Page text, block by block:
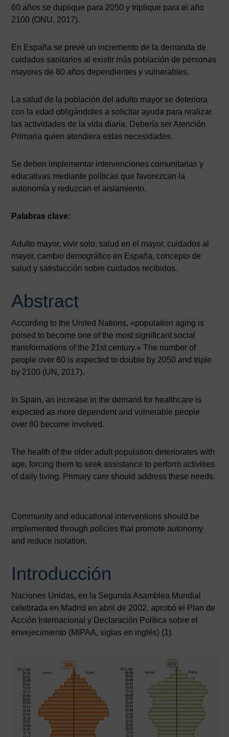
60 años se duplique para 2050 y triplique para el año
2100 (ONU, 2017).
En España se prevé un incremento de la demanda de
cuidados sanitarios al existir más población de personas
mayores de 80 años dependientes y vulnerables.
La salud de la población del adulto mayor se deteriora
con la edad obligándoles a solicitar ayuda para realizar
las actividades de la vida diaria. Debería ser Atención
Primaria quien atendiera estas necesidades.
Se deben implementar intervenciones comunitarias y
educativas mediante políticas que favorezcan la
autonomía y reduzcan el aislamiento.
Palabras clave:
Adulto mayor, vivir solo, salud en el mayor, cuidados al
mayor, cambio demográfico en España, concepto de
salud y satisfacción sobre cuidados recibidos.
Abstract
According to the United Nations, «population aging is
poised to become one of the most significant social
transformations of the 21st century.» The number of
people over 60 is expected to double by 2050 and triple
by 2100 (UN, 2017).
In Spain, an increase in the demand for healthcare is
expected as more dependent and vulnerable people
over 80 become involved.
The health of the older adult population deteriorates with
age, forcing them to seek assistance to perform activities
of daily living. Primary care should address these needs.
Community and educational interventions should be
implemented through policies that promote autonomy
and reduce isolation.
Introducción
Naciones Unidas, en la Segunda Asamblea Mundial
celebrada en Madrid en abril de 2002, aprobó el Plan de
Acción Internacional y Declaración Política sobre el
envejecimiento (MIPAA, siglas en inglés) (1).